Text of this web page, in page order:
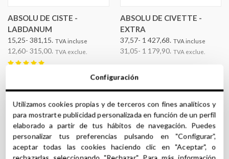
ABSOLU DE CISTE -
LABDANUM
15,25- 381,15. TVA incluse
12,60- 315,00. TVA exclue.
ABSOLU DE CIVETTE -
EXTRA
37,57- 1 427,68. TVA incluse
31,05- 1 179,90. TVA exclue.
Configuración
Utilizamos cookies propias y de terceros con fines analíticos y
para mostrarte publicidad personalizada en función de un perfil
elaborado a partir de tus hábitos de navegación. Puedes
personalizar tus preferencias pulsando en "Configurar",
aceptar todas las cookies haciendo clic en "Aceptar", o
rechazarlas seleccionando "Rechazar". Para más información